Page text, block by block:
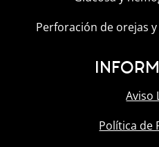
Perforación de orejas
Aviso
Política de